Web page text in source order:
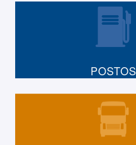
POSTOS